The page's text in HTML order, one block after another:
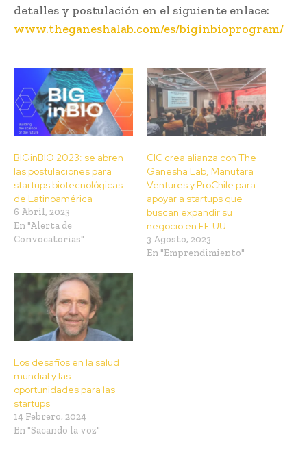
detalles y postulación en el siguiente enlace:
www.theganeshalab.com/es/biginbioprogram/
BIGinBIO 2023: se abren
las postulaciones para
startups biotecnológicas
de Latinoamérica
6 Abril, 2023
En "Alerta de
Convocatorias"
CIC crea alianza con The
Ganesha Lab, Manutara
Ventures y ProChile para
apoyar a startups que
buscan expandir su
negocio en EE.UU.
3 Agosto, 2023
En "Emprendimiento"
Los desafíos en la salud
mundial y las
oportunidades para las
startups
14 Febrero, 2024
En "Sacando la voz"